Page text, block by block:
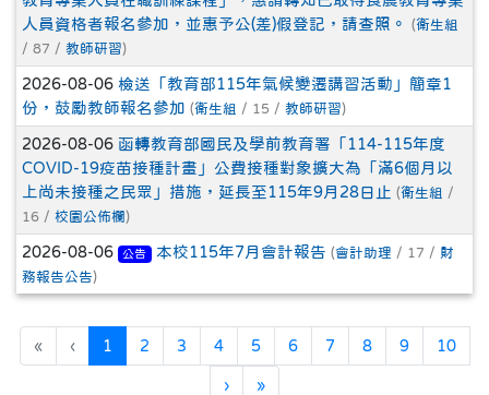
人員資格者報名參加，並惠予公(差)假登記，請查照。
(衛生組
/ 87 / 教師研習)
2026-08-06 檢送「教育部115年氣候變遷講習活動」簡章1
份，鼓勵教師報名參加 (衛生組 / 15 / 教師研習)
2026-08-06 函轉教育部國民及學前教育署「114-115年度
COVID-19疫苗接種計畫」公費接種對象擴大為「滿6個月以
上尚未接種之民眾」措施，延長至115年9月28日止 (衛生組 /
16 / 校園公佈欄 )
2026-08-06 公告 本校115年7月會計報告 (會計助理 / 17 / 財
務報告公告)
« ‹ 1 (目前頁次)
2 3 4 5 6 7 8 9 10
›下一頁
»最後頁